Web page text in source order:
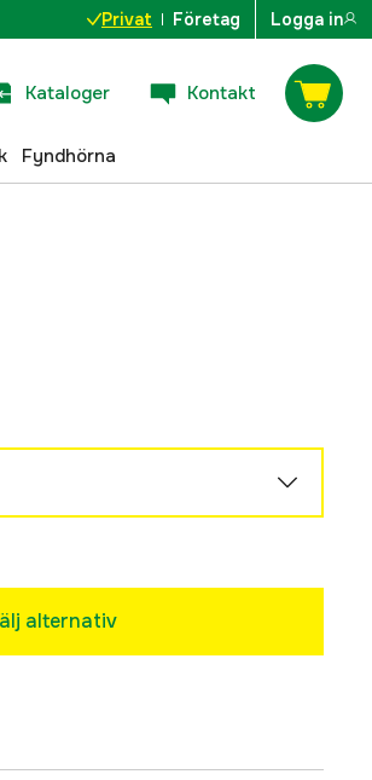
Privat Företag Logga in
Kataloger Kontakt
Fyndhörna
alternativ